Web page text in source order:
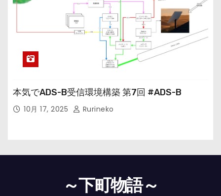
本気でADS-B受信環境構築 第7回 #ADS-B
10月 17, 2025 Rurineko
～下町物語～